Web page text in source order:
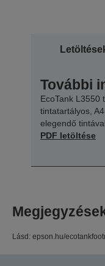
További
EcoTank L3550
tintatartályos,
elegendő
PDF letöltése
Lásd: epson.hu/